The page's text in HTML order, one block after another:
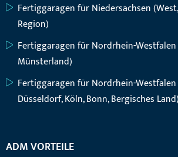
Fertiggaragen für Niedersachsen
Region)
Fertiggaragen für Nordrhein-
Münsterland)
Fertiggaragen für Nordrhein-Westfalen
Düsseldorf, Köln, Bonn, Bergisches Land)
ADM VORTEILE